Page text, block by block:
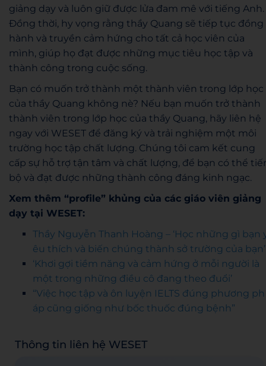
giảng dạy và luôn giữ được lửa đam mê với tiếng Anh.
Đồng thời, hy vọng rằng thầy Quang sẽ tiếp tục đồng
hành và truyền cảm hứng cho tất cả học viên của
mình, giúp họ đạt được những mục tiêu học tập và
thành công trong cuộc sống.
Bạn có muốn trở thành một thành viên trong lớp học
của thầy Quang không nè? Nếu bạn muốn trở thành
thành viên trong lớp học của thầy Quang, hãy liên hệ
ngay với WESET để đăng ký và trải nghiệm một môi
trường học tập chất lượng. Chúng tôi cam kết cung
cấp sự hỗ trợ tận tâm và chất lượng, để bạn có thể
bộ và đạt được những thành công đáng kinh ngạc.
Xem thêm “profile” khủng của các giáo viên giảng
dạy tại WESET:
Thầy Nguyễn Thanh Hoàng – ‘Học những gì bạn
êu thích và biến chúng thành sở trường của bạn’
‘Khơi gợi tiềm năng và cảm hứng ở mỗi người là
một trong những điều cô đang theo đuổi’
“Việc học tập và ôn luyện IELTS đúng phương ph
áp cũng giống như bốc thuốc đúng bệnh”
Thông tin liên hệ WESET